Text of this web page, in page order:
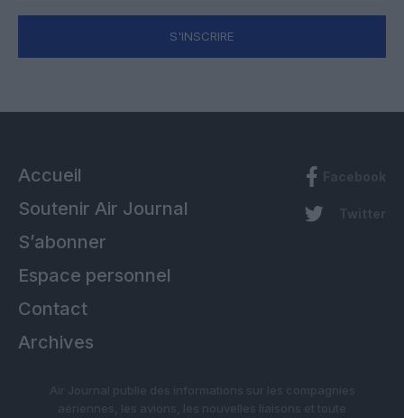
S'INSCRIRE
Accueil
Soutenir Air Journal
S’abonner
Espace personnel
Contact
Archives